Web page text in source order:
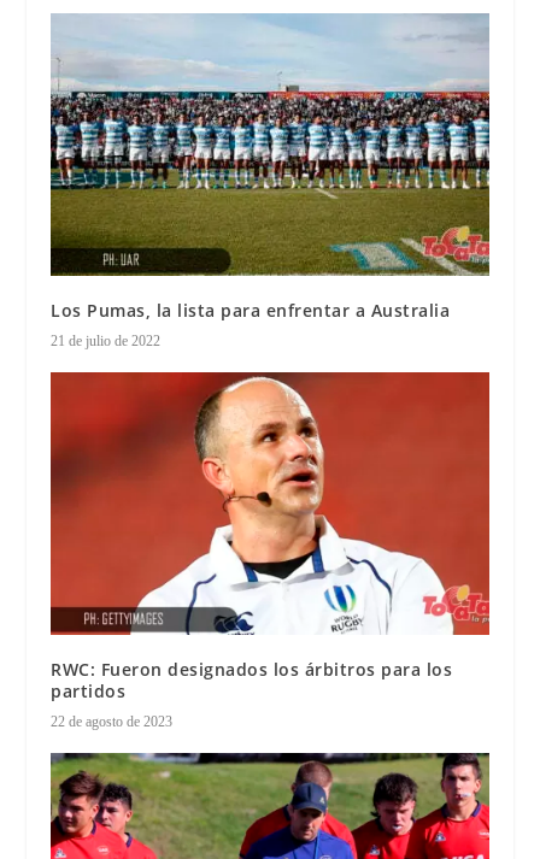
Los Pumas, la lista para enfrentar a Australia
21 de julio de 2022
RWC: Fueron designados los árbitros para los
partidos
22 de agosto de 2023